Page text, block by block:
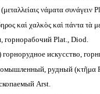
νάματα συνάγειν
καὶ χαλκὸς καὶ πάντα τὰ
горнорабочий Plat., Diod.
горнорудное искусство,
рудный (κτῆμα
Arst.